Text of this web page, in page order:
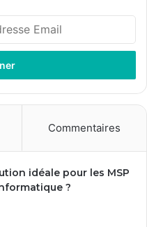
Commentaires
idéale pour les MSP
?